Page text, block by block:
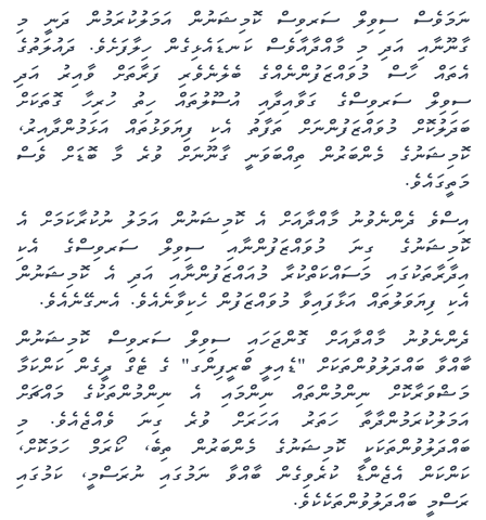
ނަމަވެސް ސިވިލް ސަރވިސް ކޮމިޝަނުން އަމަލުކުރަމުން ދަނީ މި
ގާނޫނާއި އަދި މި މާއްދާއާވެސް ކަނޑައެޅިގެން ހިލާފަށެވެ. ދައުލަތުގެ
އެތައް ހާސް މުވައްޒަފުންނެއްގެ ބެލެނެވެރި ފަރާތަށް ވާއިރު އަދި
ސިވިލް ސަރވިސްގެ ގަވާއިދާއި އުސޫލުތައް ހިތު ހުރިހާ ގޮތަކަށް
ބަދަލުކޮށް މުވައްޒަފުންނަށް ތަފާތު އެކި ފިޔަވަޅުތައް އަޅަމުންދާއިރު،
ކޮމިޝަނުގެ މެންބަރުން ތިއްބަވަނީ ގާނޫނަށް ވުރެ މާ ބޮޑަށް ވެސް
މަތީގައެވެ.
އިސްވެ ދެންނެވުނު މާއްދާއަށް އެ ކޮމިޝަނުން އަމަލު ނުކުރާކަމަށް އެ
ކޮމިޝަނުގެ ގިނަ މުވައްޒަފުންނާއި ސިވިލް ސަރވިސްގެ އެކި
އިދާރާތަކުގައި މަސައްކަތްކުރާ މުއައްޒަފުންނާއި އަދި އެ ކޮމިޝަނުން
އެކި ފިޔަވަލުތައް އަޅާފައިވާ މުވައްޒަފުން ހެކިވާނެއެވެ. އެނގޭނެއެވެ.
ދެންނެވުނު މާއްދާއަށް ގޮންޖަހައި ސިވިލް ސަރވިސް ކޮމިޝަނުން
ބާއްވާ ބައްދަލުވުންތަކަށް "ޑެއިލީ ބްރީފިންގ" ގެ ޓެގް ދީގެން ކަންކަމާ
މަޝްވަރާކޮށް ނިންމުންތައް ނިންމައި އެ ނިންމުންތަކުގެ މައްޗަށް
އަމަލުކުރަމުންދާތާ ހަތަރު އަހަރަށް ވުރެ ގިނަ ވެއްޖެއެވެ. މި
ބައްދަލުވުންތަކަކީ ކޮމިޝަނުގެ މެންބަރުން ތިބެ، ކޯރަމް ހަމަކޮށް،
ކަންކަން އެޖެންޑާ ކުރެވިގެން ބާއްވާ ނަމުގައި ނުރަސްމީ، ކަމުގައި
ރަސްމީ ބައްދަލުވުންތަކެކެވެ.